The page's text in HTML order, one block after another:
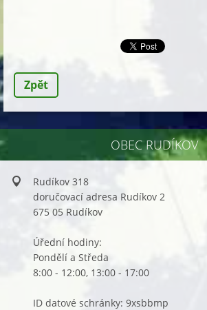
Zpět
OBEC RUDÍKOV
Rudíkov 318
doručovací adresa Rudíkov 2
675 05 Rudíkov
Úřední hodiny:
Pondělí a Středa
8:00 - 12:00, 13:00 - 17:00
ID datové schránky: 9xsbbmp